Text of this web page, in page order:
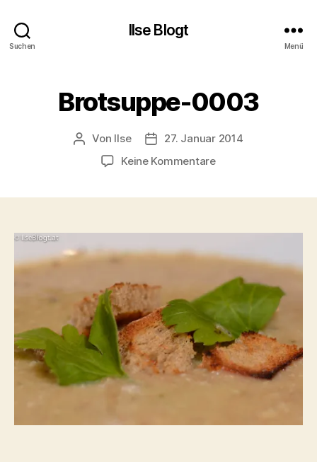
Suchen
Ilse Blogt
Menü
Brotsuppe-0003
Beitragsautor
Von Ilse Beitragsdatum
27. Januar 2014
Keine Kommentarezu